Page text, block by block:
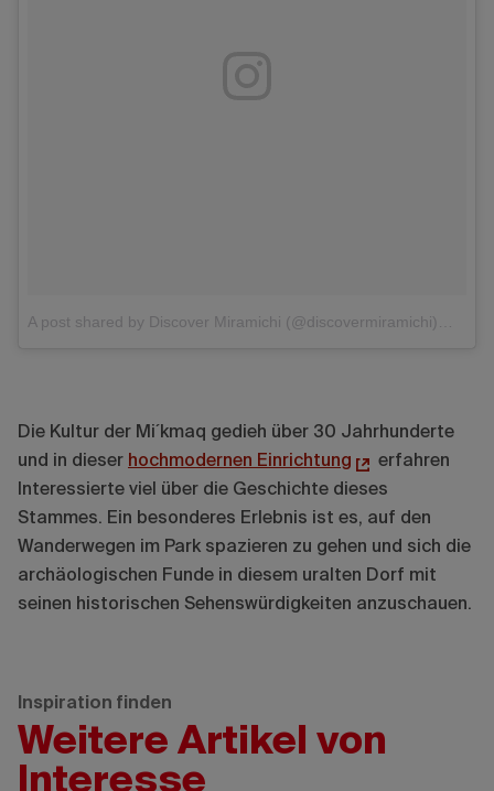
A post shared by Discover Miramichi (@discovermiramichi)
Die Kultur der Mi´kmaq gedieh über 30 Jahrhunderte
und in dieser hochmodernen Einrichtung
erfahren
Interessierte viel über die Geschichte dieses
Stammes. Ein besonderes Erlebnis ist es, auf den
Wanderwegen im Park spazieren zu gehen und sich die
archäologischen Funde in diesem uralten Dorf mit
seinen historischen Sehenswürdigkeiten anzuschauen.
Inspiration finden
Weitere Artikel von
Interesse